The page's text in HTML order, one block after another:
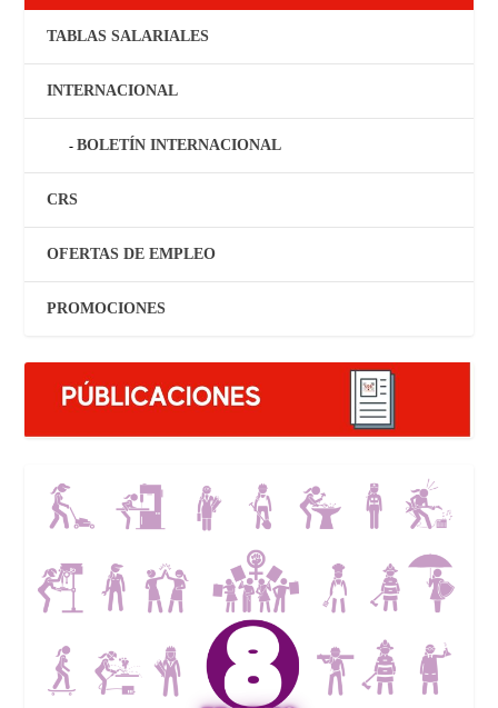
TABLAS SALARIALES
INTERNACIONAL
BOLETÍN INTERNACIONAL
CRS
OFERTAS DE EMPLEO
PROMOCIONES